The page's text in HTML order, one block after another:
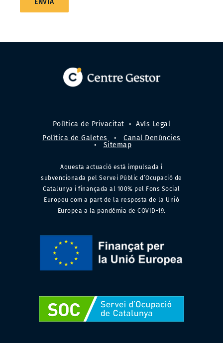
Política de Privacitat •
Avís Legal
Política de Galetes
•
Canal Denúncies
•
Sitemap
Aquesta actuació està impulsada i
subvencionada pel Servei Públic d’Ocupació de
Catalunya i finançada al 100% pel Fons Social
Europeu com a part de la resposta de la Unió
Europea a la pandèmia de COVID-19.